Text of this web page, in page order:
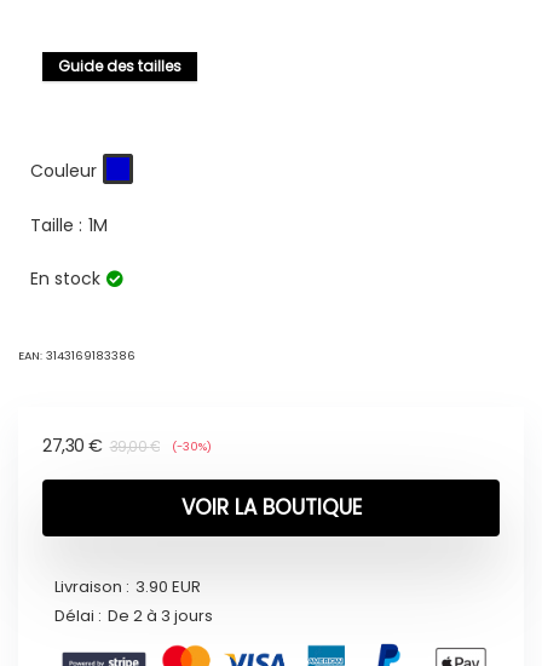
Guide des tailles
Couleur
Taille : 1M
En stock
EAN: 3143169183386
39,00€
27,30 € (-30%)
VOIR LA BOUTIQUE
Livraison : 3.90 EUR
Délai : De 2 à 3 jours